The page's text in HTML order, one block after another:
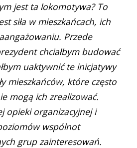
jest ta lokomotywa? To
siła w mieszkańcach, ich
Przede
chciałbym budować
uaktywnić te inicjatywy
mieszkańców, które często
mogą ich zrealizować.
opieki organizacyjnej i
wspólnot
grup zainteresowań.